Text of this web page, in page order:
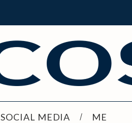
SOCIAL MEDIA ME